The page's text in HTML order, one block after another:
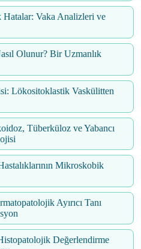
Hatalar: Vaka Analizleri ve
Olunur? Bir Uzmanlık
Lökositoklastik Vaskülitten
Tüberküloz ve Yabancı
Mikroskobik
Ayırıcı Tanı
Değerlendirme